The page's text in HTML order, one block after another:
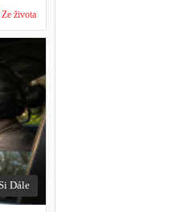
Ze života
Dále